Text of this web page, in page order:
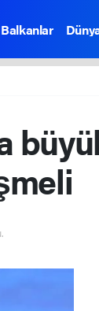
Balkanlar